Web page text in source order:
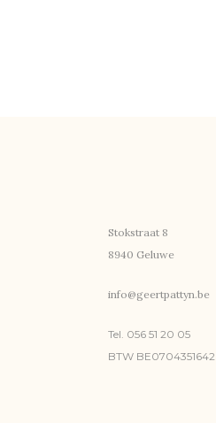
Stokstraat 8
8940 Geluwe
info@geertpattyn.be
Tel. 056 51 20 05
BTW BE0704351642